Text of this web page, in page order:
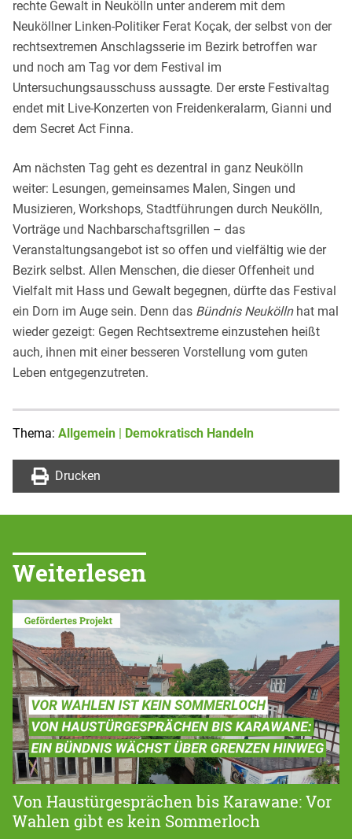
rechte Gewalt in Neukölln unter anderem mit dem
Neuköllner Linken-Politiker Ferat Koçak, der selbst von der
rechtsextremen Anschlagsserie im Bezirk betroffen war
und noch am Tag vor dem Festival im
Untersuchungsausschuss aussagte. Der erste Festivaltag
endet mit Live-Konzerten von Freidenkeralarm, Gianni und
dem Secret Act Finna.
Am nächsten Tag geht es dezentral in ganz Neukölln
weiter: Lesungen, gemeinsames Malen, Singen und
Musizieren, Workshops, Stadtführungen durch Neukölln,
Vorträge und Nachbarschaftsgrillen – das
Veranstaltungsangebot ist so offen und vielfältig wie der
Bezirk selbst. Allen Menschen, die dieser Offenheit und
Vielfalt mit Hass und Gewalt begegnen, dürfte das Festival
ein Dorn im Auge sein. Denn das Bündnis Neuköllnhat mal
wieder gezeigt: Gegen Rechtsextreme einzustehen heißt
auch, ihnen mit einer besseren Vorstellung vom guten
Leben entgegenzutreten.
Thema: Allgemein | Demokratisch Handeln
Drucken
Weiterlesen
Von Haustürgesprächen bis Karawane: Vor
Wahlen gibt es kein Sommerloch